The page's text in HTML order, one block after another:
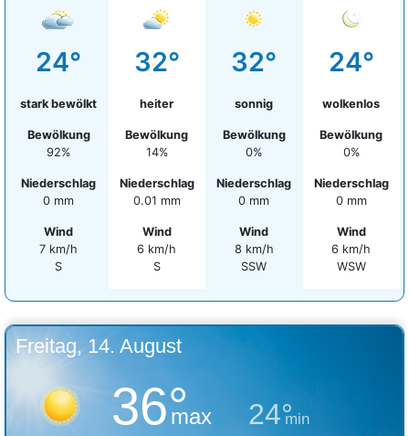
24°
stark bewölkt
Bewölkung
92%
Niederschlag
0 mm
Wind
7 km/h
S
32°
heiter
Bewölkung
14%
Niederschlag
0.01 mm
Wind
6 km/h
S
32°
sonnig
Bewölkung
0%
Niederschlag
0 mm
Wind
8 km/h
SSW
24°
wolkenlos
Bewölkung
0%
Niederschlag
0 mm
Wind
6 km/h
WSW
Freitag, 14. August
36°
max 24°
min